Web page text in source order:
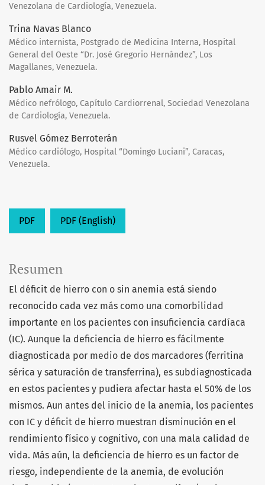
Venezolana de Cardiología, Venezuela.
Trina Navas Blanco
Médico internista, Postgrado de Medicina Interna, Hospital
General del Oeste “Dr. José Gregorio Hernández”, Los
Magallanes, Venezuela.
Pablo Amair M.
Médico nefrólogo, Capítulo Cardiorrenal, Sociedad Venezolana
de Cardiología, Venezuela.
Rusvel Gómez Berroterán
Médico cardiólogo, Hospital “Domingo Luciani”, Caracas,
Venezuela.
PDF PDF (English)
Resumen
El déficit de hierro con o sin anemia está siendo
reconocido cada vez más como una comorbilidad
importante en los pacientes con insuficiencia cardíaca
(IC). Aunque la deficiencia de hierro es fácilmente
diagnosticada por medio de dos marcadores (ferritina
sérica y saturación de transferrina), es subdiagnosticada
en estos pacientes y pudiera afectar hasta el 50% de los
mismos. Aun antes del inicio de la anemia, los pacientes
con IC y déficit de hierro muestran disminución en el
rendimiento físico y cognitivo, con una mala calidad de
vida. Más aún, la deficiencia de hierro es un factor de
riesgo, independiente de la anemia, de evolución